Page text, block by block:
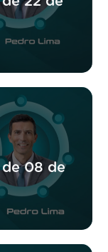
de 08 de